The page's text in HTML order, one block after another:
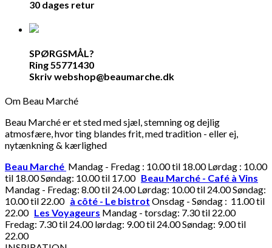
30 dages retur
SPØRGSMÅL?
Ring 55771430
Skriv webshop@beaumarche.dk
Om Beau Marché
Beau Marché er et sted med sjæl, stemning og dejlig
atmosfære, hvor ting blandes frit, med tradition - eller ej,
nytænkning & kærlighed
Beau Marché Mandag - Fredag : 10.00 til 18.00 Lørdag : 10.00
til 18.00 Søndag: 10.00 til 17.00 Beau Marché - Café à Vins
Mandag - Fredag: 8.00 til 24.00 Lørdag: 10.00 til 24.00 Søndag:
10.00 til 22.00 à côté - Le bistrot Onsdag - Søndag : 11.00 til
22.00 Les Voyageurs Mandag - torsdag: 7.30 til 22.00
Fredag: 7.30 til 24.00 lørdag: 9.00 til 24.00 Søndag: 9.00 til
22.00